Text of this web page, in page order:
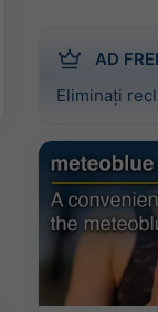
AD
Eliminați